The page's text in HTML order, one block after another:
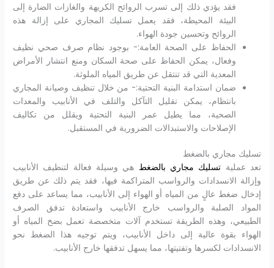
فقد يؤدي ذلك إلى تسرب الروائح الكريهة والغازات الضارة إلى
البيئة المحيطة، فقد يعمل تسليك المجاري على إزالة هذه
الروائح وتحسين جودة الهواء.
الحفاظ على الصحة العامة:- بوجود نظام صرف صحي نظيف
وفعال، يمكن الحفاظ على صحة السكان ومنع انتشار الأمراض
المعدية التي قد تنتقل عن طريق المياه الملوثة.
ضمان استدامة البنية التحتية:- من خلال تنظيف وصيانة المجاري
بانتظام، يمكن تقليل التآكل والتلف في الأنابيب والمعدات
الصحية، مما يطيل عمر البنية التحتية ويقلل من تكاليف
الإصلاحات والاستبدالات الضرورية في المستقبل.
تسليك مجاري بالضغط
تعد عملية تسليك مجاري بالضغط هي وسيلة فعالة لتنظيف الأنابيب
وإزالة الانسدادات والرواسب المتراكمة فيها، فقد يتم ذلك عن طريق
إدخال ضغط عالٍ من المياه أو الهواء إلى الأنابيب، مما يساعد على دفع
المواد الصلبة والرواسب خارج الأنابيب واستعادة تدفق الصرف
الطبيعي، وهذه الطريقة تستخدم آلات متخصصة تعمل بضخ المياه أو
الهواء بقوة عالية إلى داخل الأنابيب، ويتم توجيه هذا الضغط نحو
الانسدادات لكسرها وتفتيتها، مما يسهل تدفقها خارج الأنابيب.